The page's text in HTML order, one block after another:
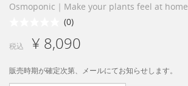
Osmoponic｜Make your plants feel at home
(0)
税込 ¥ 8,090
販売時期が確定次第、メールにてお知らせします。